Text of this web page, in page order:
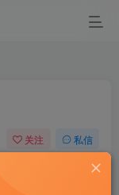
关注 私信